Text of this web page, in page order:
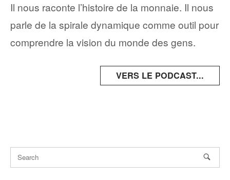
Il nous raconte l’histoire de la monnaie. Il nous
parle de la spirale dynamique comme outil pour
comprendre la vision du monde des gens.
VERS LE PODCAST...